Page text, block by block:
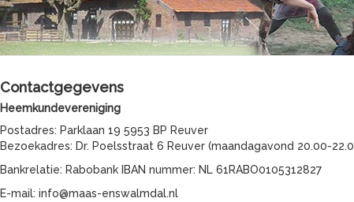
Contactgegevens
Heemkundevereniging
Postadres: Parklaan 19
Bezoekadres: Dr. Poelsstraat 6 Reuver (maandagavond 20.00-
Bankrelatie: Rabobank IBAN nummer: NL 61RABO0105312827
E-mail: info@maas-enswalmdal.nl